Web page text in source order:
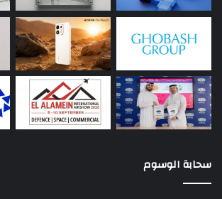
سحابة الوسوم